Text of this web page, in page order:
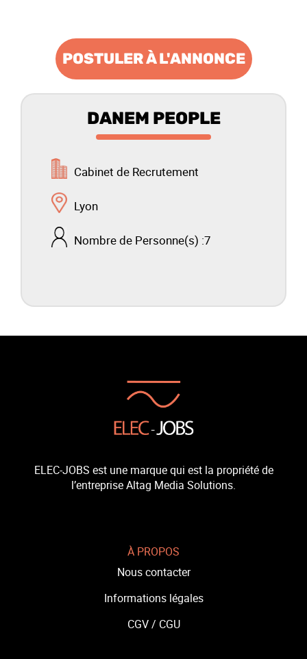
POSTULER À L'ANNONCE
DANEM PEOPLE
Cabinet de Recrutement
Lyon
Nombre de Personne(s) :7
ELEC-JOBS est une marque qui est la propriété de
l’entreprise Altag Media Solutions.
À PROPOS
Nous contacter
Informations légales
CGV / CGU